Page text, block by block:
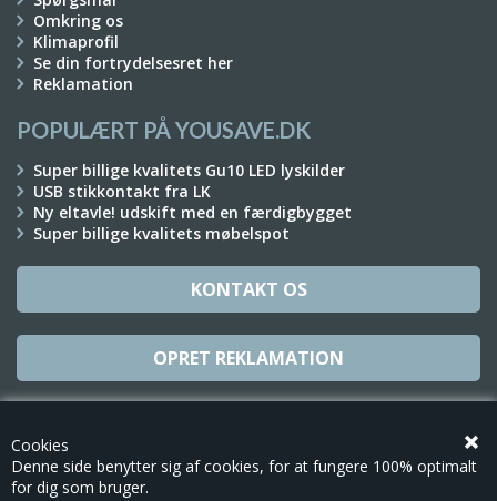
Cookies
Denne side benytter sig af cookies, for at fungere 100% optimalt
for dig som bruger.
Omkring os
Klimaprofil
Se din fortrydelsesret her
Reklamation
POPULÆRT PÅ YOUSAVE.DK
Super billige kvalitets Gu10 LED lyskilder
USB stikkontakt fra LK
Ny eltavle! udskift med en færdigbygget
Super billige kvalitets møbelspot
KONTAKT OS
OPRET REKLAMATION